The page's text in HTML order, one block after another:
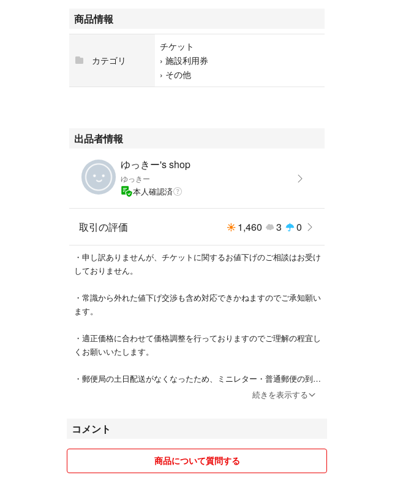
商品情報
カテゴリ
チケット
› 施設利用券
› その他
出品者情報
ゆっきー's shop
ゆっきー
本人確認済
取引の評価 1,460 3 0
・申し訳ありませんが、チケットに関するお値下げのご相談はお受け
しておりません。
・常識から外れた値下げ交渉も含め対応できかねますのでご承知願い
ます。
・適正価格に合わせて価格調整を行っておりますのでご理解の程宜し
くお願いいたします。
・郵便局の土日配送がなくなったため、ミニレター・普通郵便の到着
は発送後早くて2日後、九州や北海道などの遠方は4日〜7日程度（土
・事前にコードを伝える等のお取り引きはお断りさせていただいてお
ります。ご承知願います。
続きを表示する
コメント
商品について質問する